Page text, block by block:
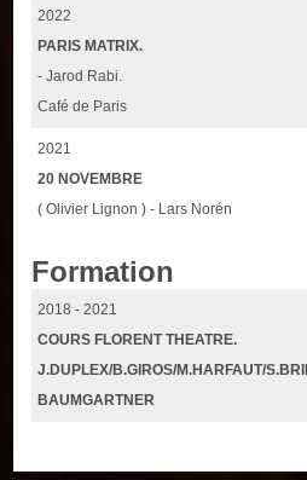
2022
PARIS MATRIX.
- Jarod Rabi.
Café de Paris
2021
20 NOVEMBRE
( Olivier Lignon ) - Lars Norén
Formation
2018 - 2021
COURS FLORENT THEATRE.
J.DUPLEX/B.GIROS/M.HARFAUT/
BAUMGARTNER